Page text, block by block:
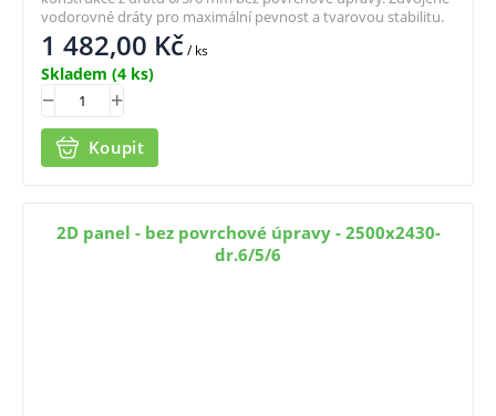
1 482,00 Kč/ ks
Skladem (4 ks)
Koupit
vodorovné dráty pro maximální pevnost a tvarovou stabilitu.
2D panel - bez povrchové úpravy - 2500x2430-
dr.6/5/6